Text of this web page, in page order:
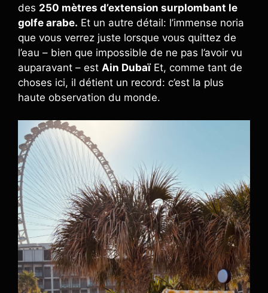
des 250 mètres d’extension surplombant le
golfe arabe. Et un autre détail: l’immense noria
que vous verrez juste lorsque vous quittez de
l’eau – bien que impossible de ne pas l’avoir vu
auparavant – est Ain DubaïEt, comme tant de
choses ici, il détient un record: c’est la plus
haute observation du monde.